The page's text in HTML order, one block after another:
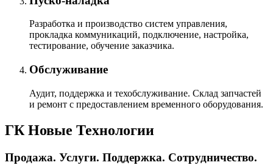
Разработка и производство систем управления,
прокладка коммуникаций, подключение, настройка,
тестирование, обучение заказчика.
Обслуживание
Аудит, поддержка и техобслуживание. Склад запчастей
и ремонт с предоставлением временного оборудования.
ГК Новые Технологии
Продажа. Услуги. Поддержка. Сотрудничество.